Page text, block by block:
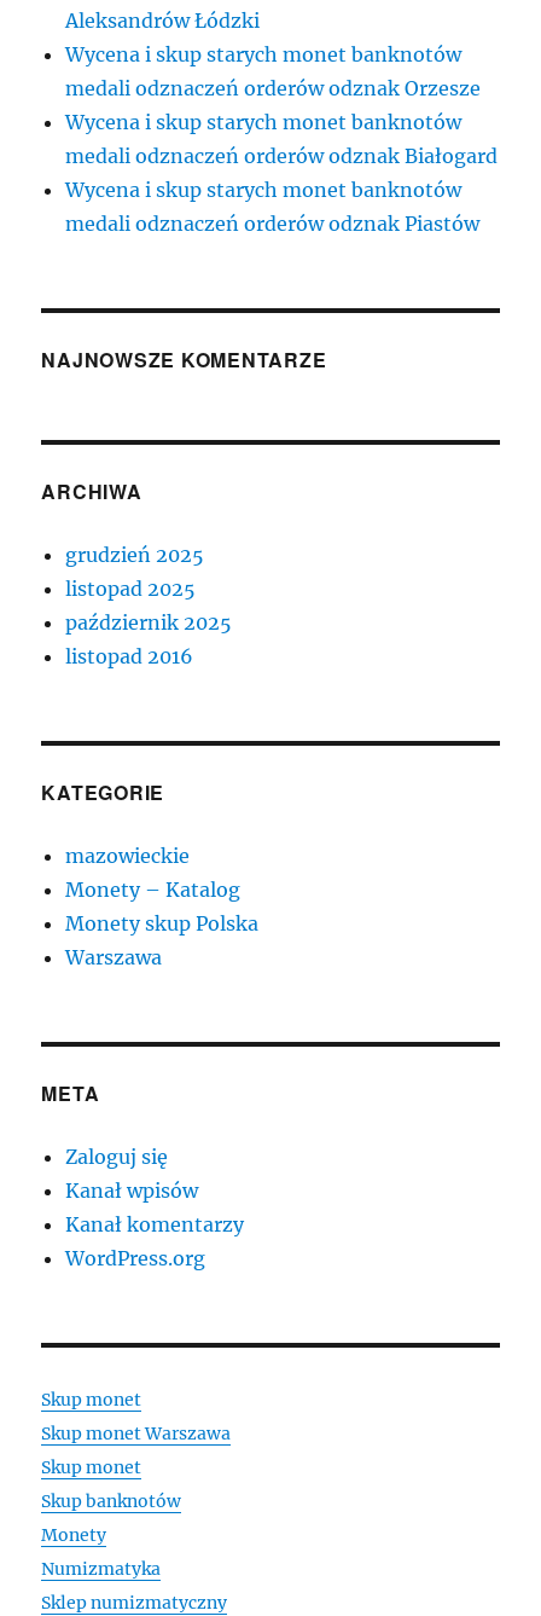
Aleksandrów Łódzki
Wycena i skup starych monet banknotów
medali odznaczeń orderów odznak Orzesze
Wycena i skup starych monet banknotów
medali odznaczeń orderów odznak Białogard
Wycena i skup starych monet banknotów
medali odznaczeń orderów odznak Piastów
NAJNOWSZE KOMENTARZE
ARCHIWA
grudzień 2025
listopad 2025
październik 2025
listopad 2016
KATEGORIE
mazowieckie
Monety – Katalog
Monety skup Polska
Warszawa
META
Zaloguj się
Kanał wpisów
Kanał komentarzy
WordPress.org
Skup monet
Skup monet Warszawa
Skup monet
Skup banknotów
Monety
Numizmatyka
Sklep numizmatyczny